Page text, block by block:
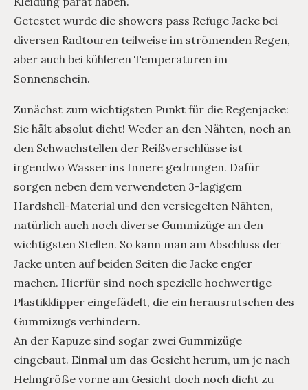
Getestet wurde die showers pass Refuge Jacke bei
diversen Radtouren teilweise im strömenden Regen,
aber auch bei kühleren Temperaturen im
Sonnenschein.
Zunächst zum wichtigsten Punkt für die Regenjacke:
Sie hält absolut dicht! Weder an den Nähten, noch an
den Schwachstellen der Reißverschlüsse ist
irgendwo Wasser ins Innere gedrungen. Dafür
sorgen neben dem verwendeten 3-lagigem
Hardshell-Material und den versiegelten Nähten,
natürlich auch noch diverse Gummizüge an den
wichtigsten Stellen. So kann man am Abschluss der
Jacke unten auf beiden Seiten die Jacke enger
machen. Hierfür sind noch spezielle hochwertige
Plastikklipper eingefädelt, die ein herausrutschen des
Gummizugs verhindern.
An der Kapuze sind sogar zwei Gummizüge
eingebaut. Einmal um das Gesicht herum, um je nach
Helmgröße vorne am Gesicht doch noch dicht zu